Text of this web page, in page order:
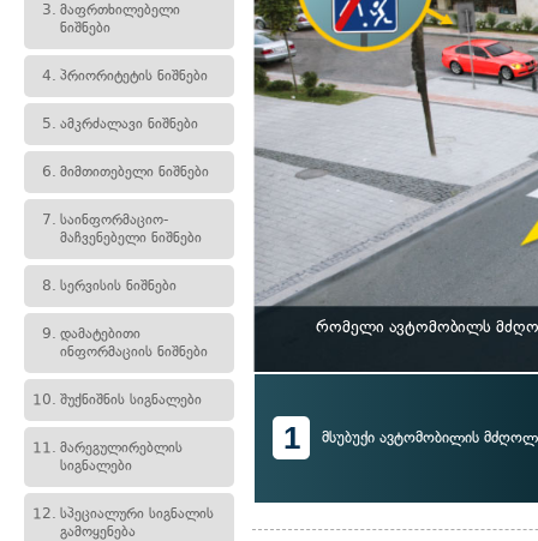
3. მაფრთხილებელი
ნიშნები
4. პრიორიტეტის ნიშნები
5. ამკრძალავი ნიშნები
6. მიმთითებელი ნიშნები
7. საინფორმაციო-
მაჩვენებელი ნიშნები
8. სერვისის ნიშნები
9. დამატებითი
ინფორმაციის ნიშნები
10. შუქნიშნის სიგნალები
11. მარეგულირებლის
სიგნალები
12. სპეციალური სიგნალის
გამოყენება
რომელი ავტომობილს
1 მსუბუქი ავტომობილის